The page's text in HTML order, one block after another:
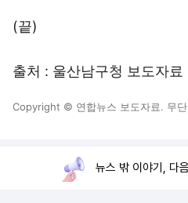
(끝)
출처 : 울산남구청 보도자료
Copyright © 연합뉴스 보도자료. 무
뉴스 밖 이야기, 다